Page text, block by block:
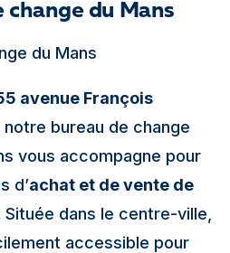
change du Mans
du Mans
avenue François
notre bureau de change
vous accompagne pour
d’achat et de vente de
Située dans le centre-ville,
accessible pour